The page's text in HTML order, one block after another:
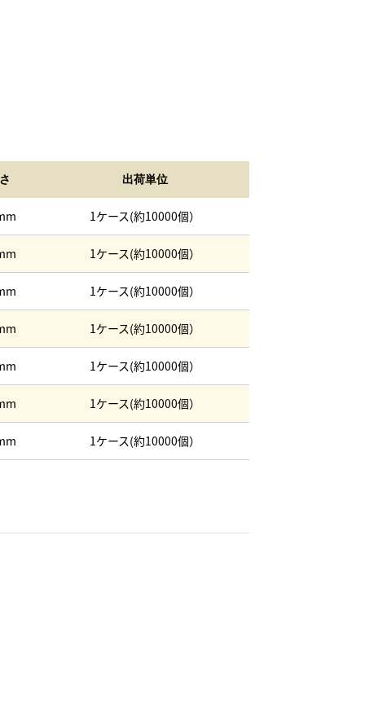
出荷単位
1ケース(約10000個）
1ケース(約10000個）
1ケース(約10000個）
1ケース(約10000個）
1ケース(約10000個）
1ケース(約10000個）
1ケース(約10000個）